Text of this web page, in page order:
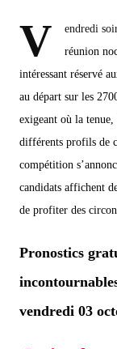
V
endredi
réunion
intéressant réservé
au départ sur les
exigeant où la tenue,
différents profils de
compétition
candidats affichent
de profiter des
Pronostics
vendredi 03